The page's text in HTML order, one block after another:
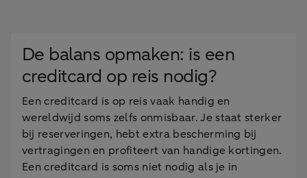
De balans opmaken: is een
creditcard op reis nodig?
Een creditcard is op reis vaak handig en
wereldwijd soms zelfs onmisbaar. Je staat sterker
bij reserveringen, hebt extra bescherming bij
vertragingen en profiteert van handige kortingen.
Een creditcard is soms niet nodig als je in